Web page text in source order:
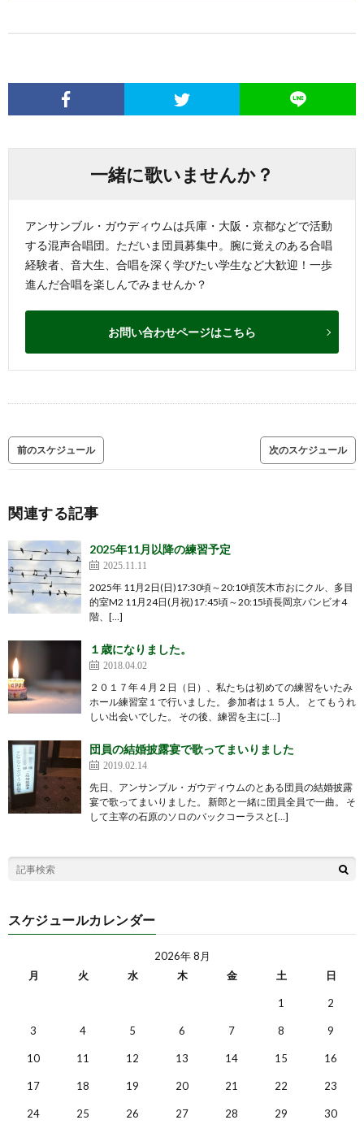
一緒に歌いませんか？
アンサンブル・ガウディウムは兵庫・大阪・京都などで活動
する混声合唱団。ただいま団員募集中。腕に覚えのある合唱
経験者、音大生、合唱を深く学びたい学生など大歓迎！一歩
進んだ合唱を楽しんでみませんか？
お問い合わせページはこちら
前のスケジュール 次のスケジュール
関連する記事
2025年11月以降の練習予定
2025.11.11
2025年 11月2日(日)17:30頃～20:10頃茨木市おにクル、多目
的室M2 11月24日(月祝)17:45頃～20:15頃長岡京バンビオ4
階、[…]
１歳になりました。
2018.04.02
２０１７年４月２日（日）、私たちは初めての練習をいたみ
ホール練習室１で行いました。 参加者は１５人。 とてもうれ
しい出会いでした。 その後、練習を主に[…]
団員の結婚披露宴で歌ってまいりました
2019.02.14
先日、アンサンブル・ガウディウムのとある団員の結婚披露
宴で歌ってまいりました。 新郎と一緒に団員全員で一曲。 そ
して主宰の石原のソロのバックコーラスと[…]
スケジュールカレンダー
2026年 8月
月
火 水 木 金 土 日
1 2
3 4 5 6 7 8 9
10 11 12 13 14 15 16
17 18 19 20 21 22 23
24 25 26 27 28 29 30